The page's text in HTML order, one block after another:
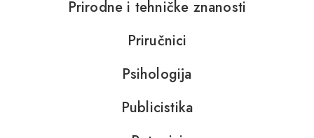
Prirodne i tehničke znanosti
Priručnici
Psihologija
Publicistika